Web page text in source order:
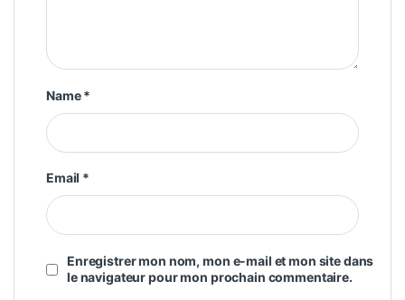
Name*
Email *
Enregistrer mon nom, mon e-mail et mon site dans
le navigateur pour mon prochain commentaire.